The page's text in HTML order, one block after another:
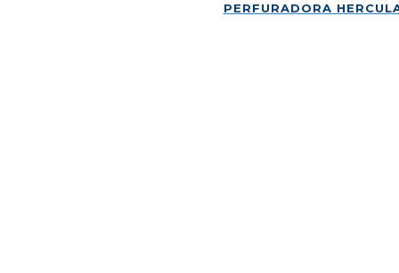
PERFURADORA